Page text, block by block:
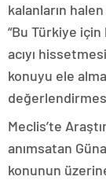
kalanların halen
“Bu Türkiye için
acıyı
konuyu ele
Meclis’te
anımsatan
konunun